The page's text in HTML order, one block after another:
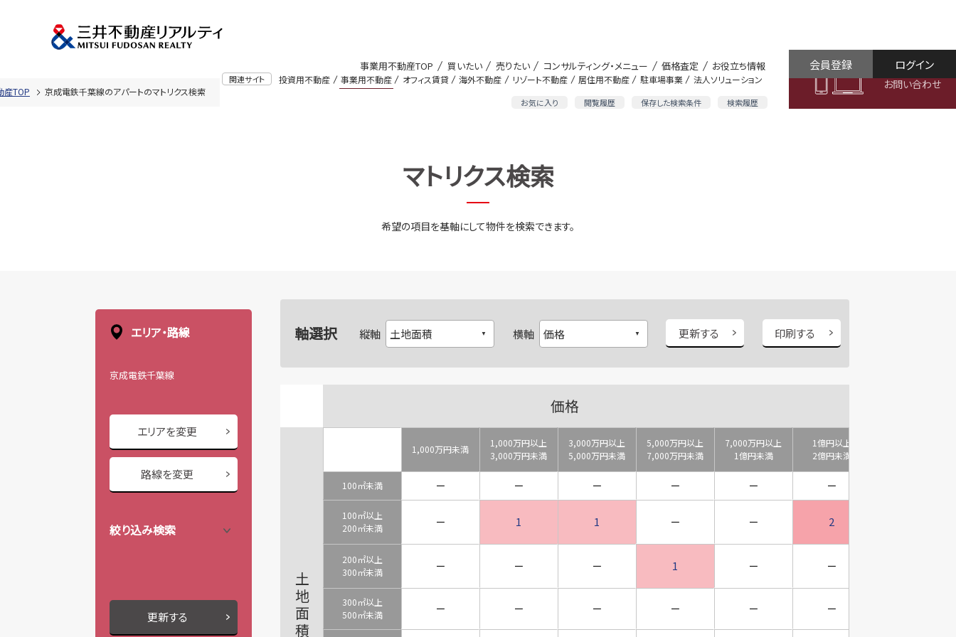
関連サイト 投資用不動産 事業用不動産 オフィス賃貸 海外不動産 リゾート不動産 居住用不動産 駐車場事業 法人ソリューション
お気に入り 閲覧履歴 保存した検索条件 検索履歴
事業用不動産TOP 買いたい 売りたい コンサルティング・メニュー 価格査定 お役立ち情報
お問い合わせ
ログイン
会員登録
産TOP 京成電鉄千葉線のアパートのマトリクス検索
マトリクス検索
希望の項目を基軸にして物件を検索できます。
エリア・路線
京成電鉄千葉線
エリアを変更
路線を変更
絞り込み検索
更新する
軸選択 縦軸 横軸 更新する 印刷する
価格
土地面積
1,000万円未満
1,000万円以上
3,000万円未満
3,000万円以上
5,000万円未満
5,000万円以上
7,000万円未満
7,000万円以上
1億円未満
1億円以上
2億円未満
100㎡未満 － － － － － －
100㎡以上
200㎡未満
－ 1 1 － － 2
200㎡以上
300㎡未満
－ － － 1 － －
300㎡以上
500㎡未満
－ － － － － －